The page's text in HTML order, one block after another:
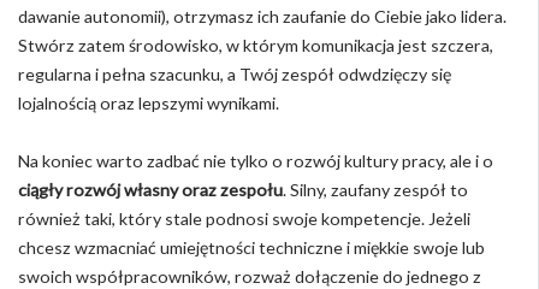
dawanie autonomii), otrzymasz ich zaufanie do Ciebie jako lidera.
Stwórz zatem środowisko, w którym komunikacja jest szczera,
regularna i pełna szacunku, a Twój zespół odwdzięczy się
lojalnością oraz lepszymi wynikami.
Na koniec warto zadbać nie tylko o rozwój kultury pracy, ale i o
ciągły rozwój własny oraz zespołu. Silny, zaufany zespół to
również taki, który stale podnosi swoje kompetencje. Jeżeli
chcesz wzmacniać umiejętności techniczne i miękkie swoje lub
swoich współpracowników, rozważ dołączenie do jednego z